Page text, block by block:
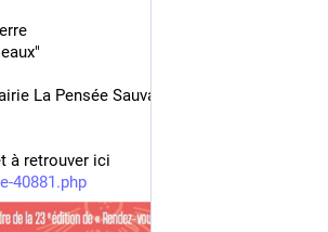
La Pensée Sauvage au Jardin
à retrouver ici
40881.php